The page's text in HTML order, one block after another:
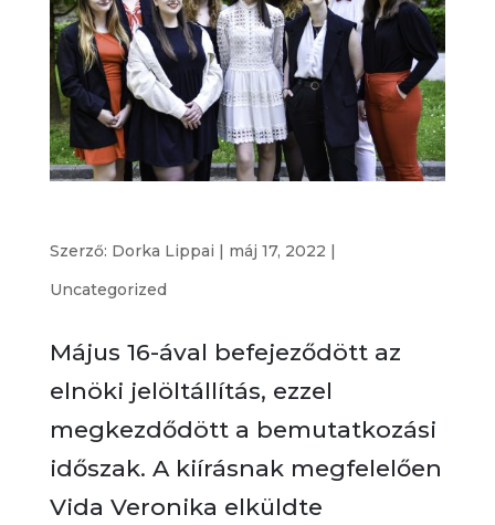
Szerző: Dorka Lippai | máj 17, 2022 |
Uncategorized
Május 16-ával befejeződött az
elnöki jelöltállítás, ezzel
megkezdődött a bemutatkozási
időszak. A kiírásnak megfelelően
Vida Veronika elküldte